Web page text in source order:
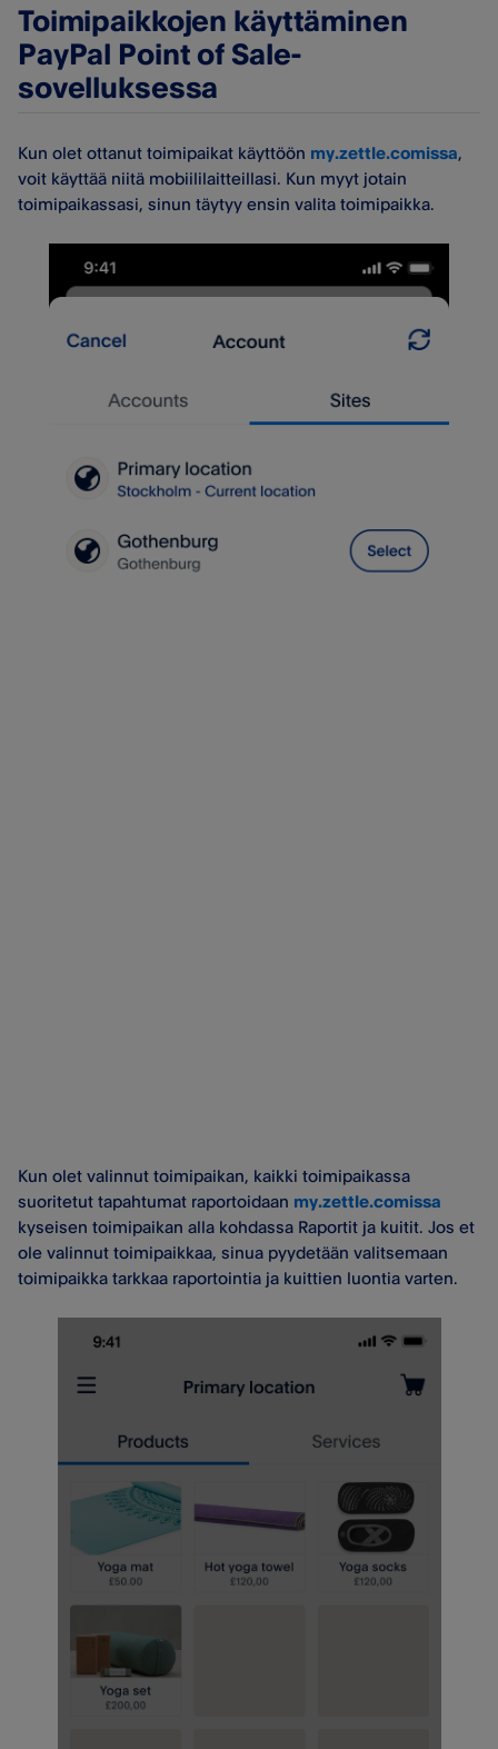
Toimipaikkojen käyttäminen
PayPal Point of Sale-
sovelluksessa
Kun olet ottanut toimipaikat käyttöön my.zettle.comissa,
voit käyttää niitä mobiililaitteillasi. Kun myyt jotain
toimipaikassasi, sinun täytyy ensin valita toimipaikka.
Kun olet valinnut toimipaikan, kaikki toimipaikassa
suoritetut tapahtumat raportoidaan my.zettle.comissa
kyseisen toimipaikan alla kohdassa Raportit ja kuitit. Jos et
ole valinnut toimipaikkaa, sinua pyydetään valitsemaan
toimipaikka tarkkaa raportointia ja kuittien luontia varten.